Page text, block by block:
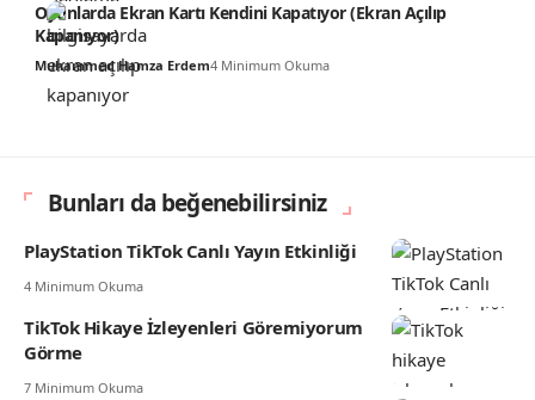
Oyunlarda Ekran Kartı Kendini Kapatıyor (Ekran Açılıp
Kapanıyor)
Muhammed Hamza Erdem4 Minimum Okuma
Bunları da beğenebilirsiniz
PlayStation TikTok Canlı Yayın Etkinliği
4 Minimum Okuma
TikTok Hikaye İzleyenleri Göremiyorum
Görme
7 Minimum Okuma